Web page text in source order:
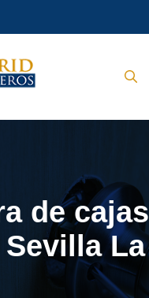
de cajas
La